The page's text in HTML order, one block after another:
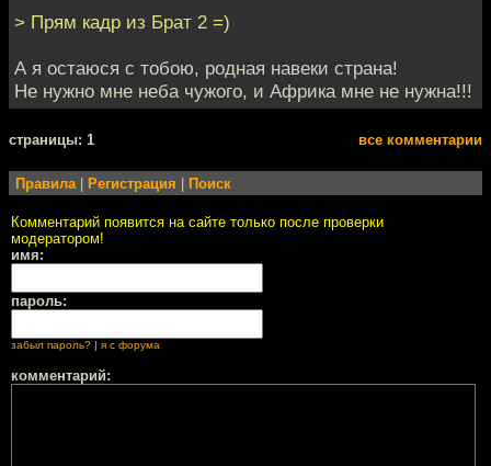
> Прям кадр из Брат 2 =)
А я остаюся с тобою, родная навеки страна!
Не нужно мне неба чужого, и Африка мне не нужна!!!
cтраницы: 1 все комментарии
Правила Регистрация Поиск
Комментарий появится на сайте только после проверки
модератором!
имя:
пароль:
забыл пароль? | я с форума
комментарий: